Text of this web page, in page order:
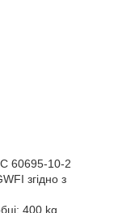
60695-10-2
згідно з
400 kg